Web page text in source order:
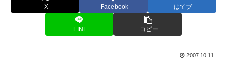
X Facebook はてブ
LINE コピー
2007.10.11